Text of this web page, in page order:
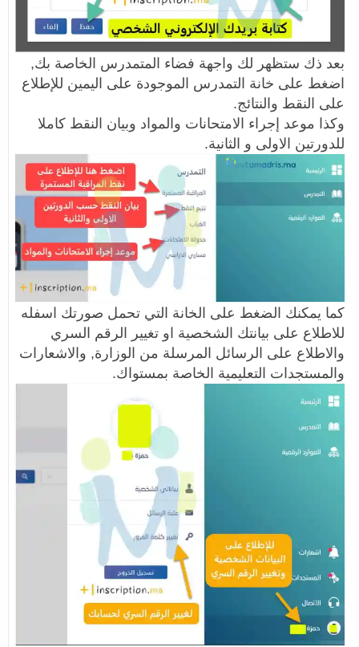
بعد ذك ستظهر لك واجهة فضاء المتمدرس الخاصة بك,
اضغط على خانة التمدرس الموجودة على اليمين للإطلاع
على النقط والنتائج.
وكذا موعد إجراء الامتحانات والمواد وبيان النقط كاملا
للدورتين الاولى و الثانية.
كما يمكنك الضغط على الخانة التي تحمل صورتك اسفله
للاطلاع على بيانتك الشخصية او تغيير الرقم السري
والاطلاع على الرسائل المرسلة من الوزارة, والاشعارات
والمستجدات التعليمية الخاصة بمستواك.